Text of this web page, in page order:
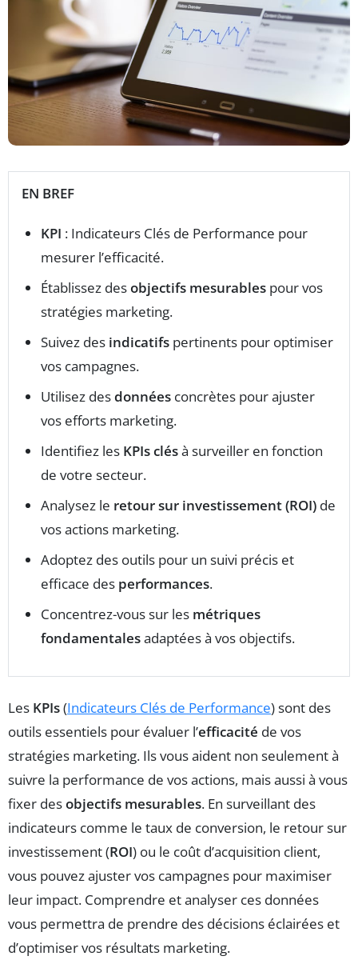
EN BREF
KPI : Indicateurs Clés de Performance pour
mesurer l’efficacité.
Établissez desobjectifs mesurables pour vos
stratégies marketing.
Suivez des indicatifs pertinents pour optimiser
vos campagnes.
Utilisez desdonnées concrètes pour ajuster
vos efforts marketing.
Identifiez les KPIs clésà surveiller en fonction
de votre secteur.
Analysez le retour sur investissement (ROI) de
vos actions marketing.
Adoptez des outils pour un suivi précis et
efficace des performances.
Concentrez-vous sur les métriques
fondamentalesadaptées à vos objectifs.
Les KPIs(Indicateurs Clés de Performance) sont des
outils essentiels pour évaluer l’efficacité de vos
stratégies marketing. Ils vous aident non seulement à
suivre la performance de vos actions, mais aussi à vous
fixer desobjectifs mesurables. En surveillant des
indicateurs comme le taux de conversion, le retour sur
investissement (ROI) ou le coût d’acquisition client,
vous pouvez ajuster vos campagnes pour maximiser
leur impact. Comprendre et analyser ces données
vous permettra de prendre des décisions éclairées et
d’optimiser vos résultats marketing.